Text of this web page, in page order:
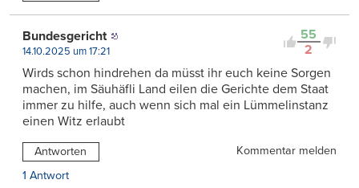
55
2
Bundesgericht
14.10.2025 um 17:21
Wirds schon hindrehen da müsst ihr euch keine Sorgen
machen, im Säuhäfli Land eilen die Gerichte dem Staat
immer zu hilfe, auch wenn sich mal ein Lümmelinstanz
einen Witz erlaubt
Antworten
Kommentar melden
1 Antwort